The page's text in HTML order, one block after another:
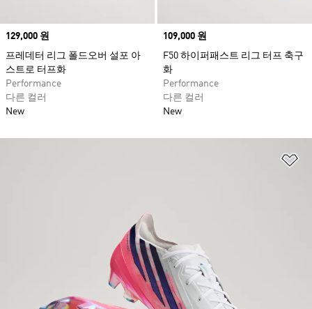
Price
129,000 원
프레데터 리그 폴드오버 설포 아
스트로 터프화
Performance
다른 컬러
New
Price
109,000 원
F50 하이퍼패스트 리그 터프 축구
화
Performance
다른 컬러
New